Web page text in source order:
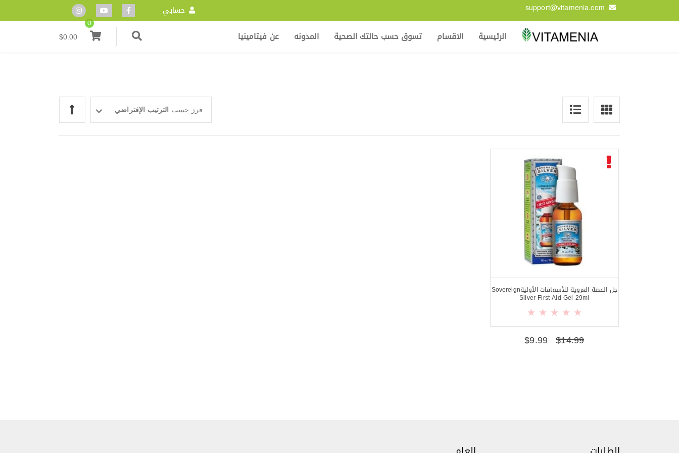
support@vitamenia.com حسابي
الرئيسية الاقسام تسوق حسب حالتك الصحية المدونه عن فيتامينيا
0
$0.00
فرز حسب الترتيب الإفتراضي
جل الفضة الغروية للأسعافات الأوليةSovereign
Silver First Aid Gel 29ml
$14.99
$9.99